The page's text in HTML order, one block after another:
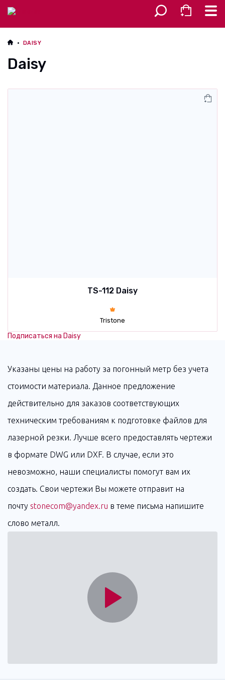
DAISY
Daisy
TS-112 Daisy
Tristone
Подписаться на Daisy
Указаны цены на работу за погонный метр без учета
стоимости материала. Данное предложение
действительно для заказов соответствующих
техническим требованиям к подготовке файлов для
лазерной резки. Лучше всего предоставлять чертежи
в формате DWG или DXF. В случае, если это
невозможно, наши специалисты помогут вам их
создать. Свои чертежи Вы можете отправит на
почту stonecom@yandex.ru в теме письма напишите
слово металл.